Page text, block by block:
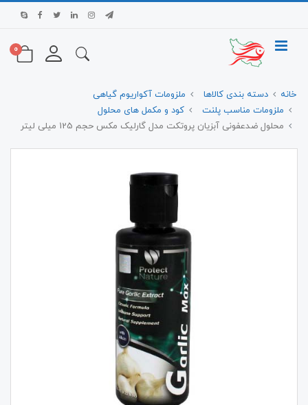
0
خانه دسته بندی کالاها
ملزومات آکواریوم گیاهی
ملزومات مناسب پلنت
کود و مکمل های محلول
محلول ضدعفونی آبزیان پروتکت مدل گارلیک مکس حجم 125 میلی لیتر